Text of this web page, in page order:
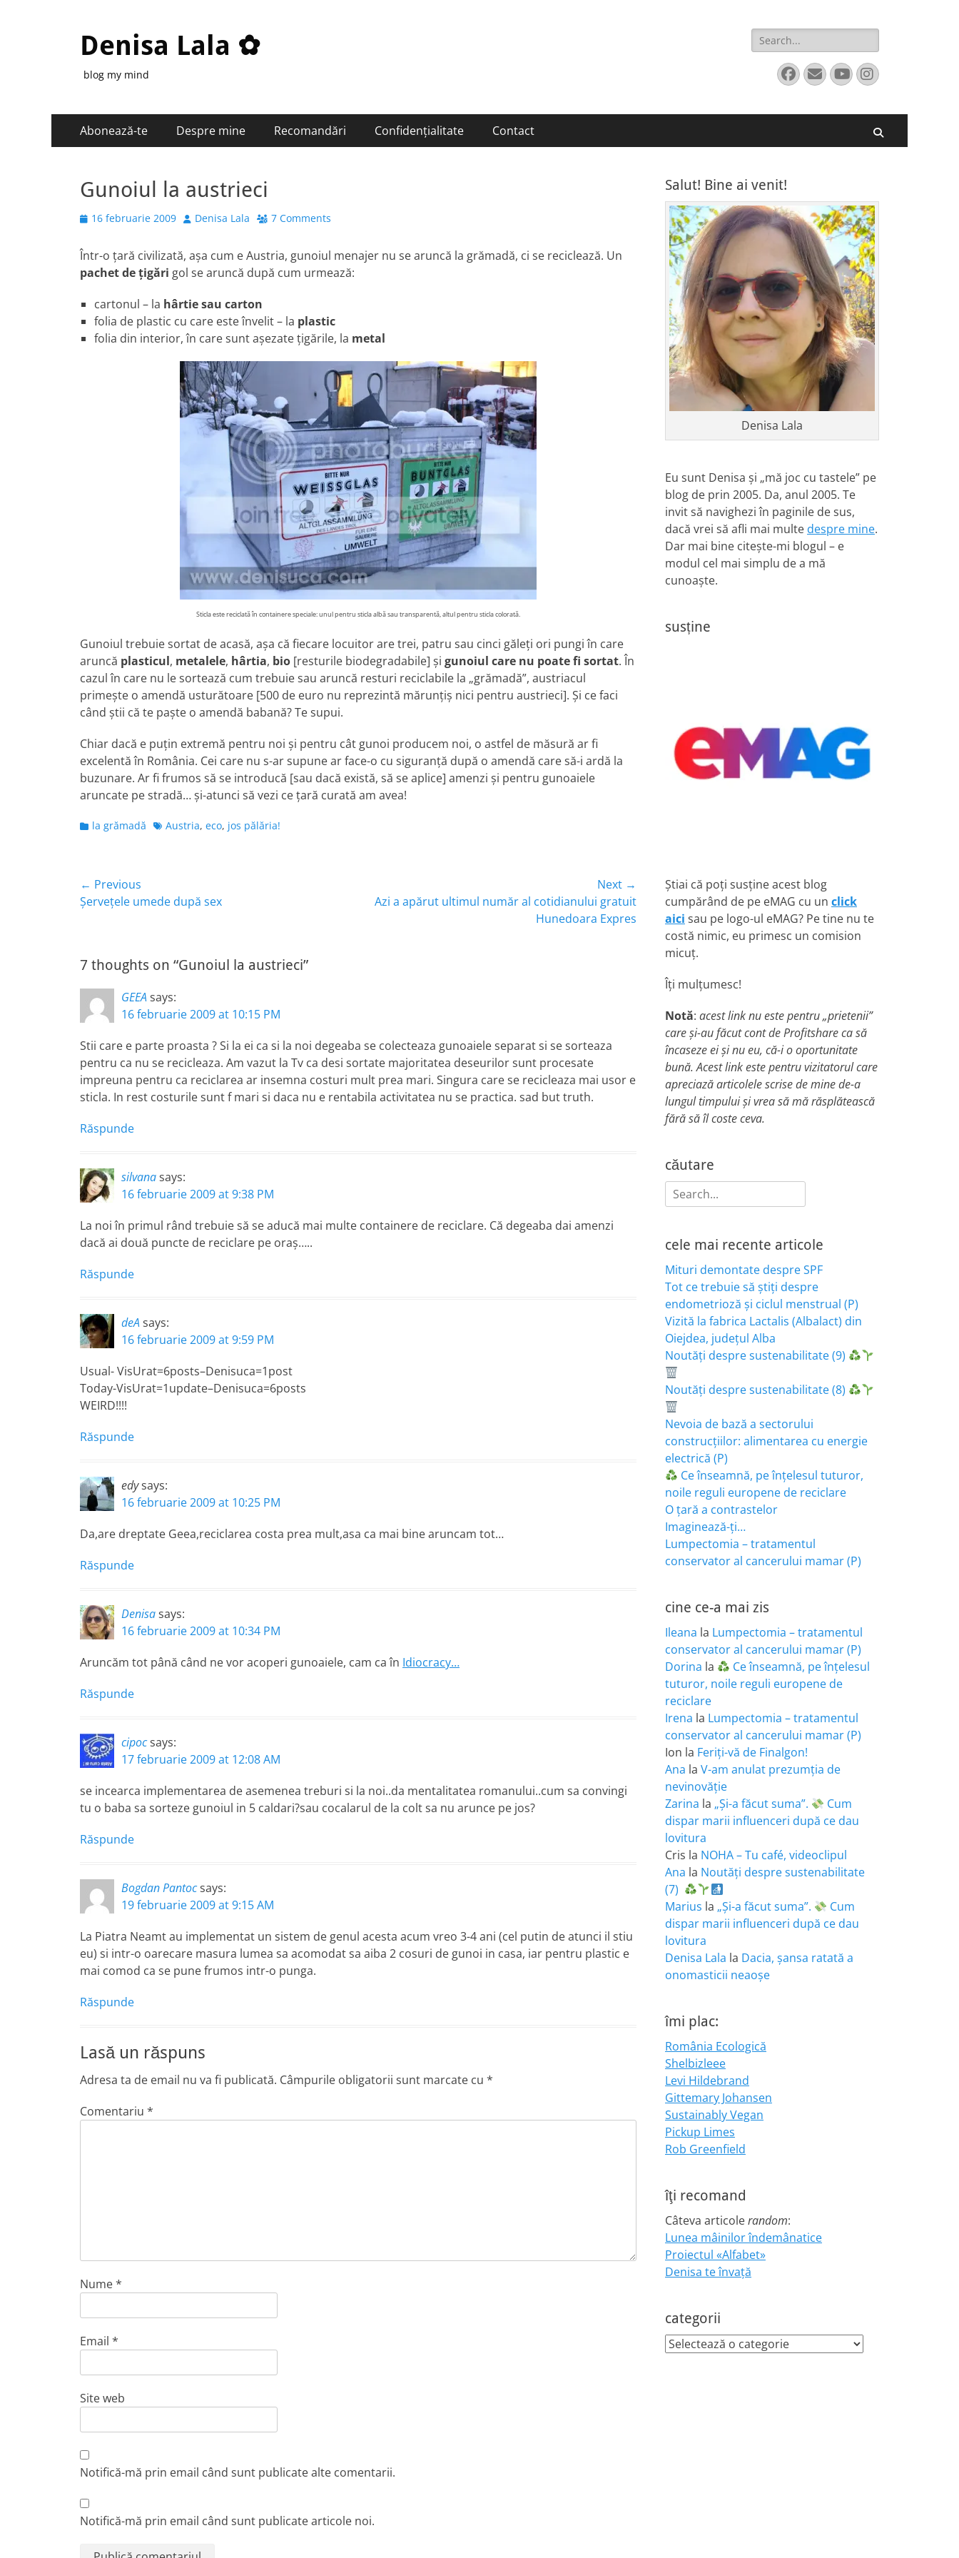
Denisa Lala ✿
blog my mind
Search
for:
Facebook
EmailYouTube
Instagram
Primary
Menu
Abonează-te Despre mine Recomandări Confidențialitate Contact
Gunoiul la austrieci
Posted
16 februarie 2009 Author
Denisa Lala 7 Comments
Într-o ţară civilizată, aşa cum e Austria, gunoiul menajer nu se aruncă la grămadă, ci se reciclează. Un
pachet de ţigări gol se aruncă după cum urmează:
cartonul – la hârtie sau carton
folia de plastic cu care este învelit – la plastic
folia din interior, în care sunt aşezate ţigările, la metal
Sticla este reciclată în containere speciale: unul pentru sticla albă sau transparentă, altul pentru sticla colorată.
Gunoiul trebuie sortat de acasă, aşa că fiecare locuitor are trei, patru sau cinci găleţi ori pungi în care
aruncă plasticul, metalele, hârtia, bio [resturile biodegradabile] şi gunoiul care nu poate fi sortat. În
cazul în care nu le sortează cum trebuie sau aruncă resturi reciclabile la „grămadă”, austriacul
primeşte o amendă usturătoare [500 de euro nu reprezintă mărunţiş nici pentru austrieci]. Şi ce faci
când ştii că te paşte o amendă babană? Te supui.
Chiar dacă e puţin extremă pentru noi şi pentru cât gunoi producem noi, o astfel de măsură ar fi
excelentă în România. Cei care nu s-ar supune ar face-o cu siguranţă după o amendă care să-i ardă la
buzunare. Ar fi frumos să se introducă [sau dacă există, să se aplice] amenzi şi pentru gunoaiele
aruncate pe stradă… şi-atunci să vezi ce ţară curată am avea!
Categories
la grămadă TagsAustria, eco, jos pălăria!
Navigare
în
← Previous
Previous
Şerveţele umede după sex
Next →
NextAzi a apărut ultimul număr al cotidianului gratuit
Hunedoara Expres
7 thoughts on “Gunoiul la austrieci”
GEEAsays:
16 februarie 2009 at 10:15 PM
Stii care e parte proasta ? Si la ei ca si la noi degeaba se colecteaza gunoaiele separat si se sorteaza
pentru ca nu se recicleaza. Am vazut la Tv ca desi sortate majoritatea deseurilor sunt procesate
impreuna pentru ca reciclarea ar insemna costuri mult prea mari. Singura care se recicleaza mai usor e
sticla. In rest costurile sunt f mari si daca nu e rentabila activitatea nu se practica. sad but truth.
Răspunde
silvanasays:
16 februarie 2009 at 9:38 PM
La noi în primul rând trebuie să se aducă mai multe containere de reciclare. Că degeaba dai amenzi
dacă ai două puncte de reciclare pe oraș…..
Răspunde
deAsays:
16 februarie 2009 at 9:59 PM
Usual- VisUrat=6posts–Denisuca=1post
Today-VisUrat=1update–Denisuca=6posts
WEIRD!!!!
Răspunde
edysays:
16 februarie 2009 at 10:25 PM
Da,are dreptate Geea,reciclarea costa prea mult,asa ca mai bine aruncam tot…
Răspunde
Denisasays:
16 februarie 2009 at 10:34 PM
Aruncăm tot până când ne vor acoperi gunoaiele, cam ca în Idiocracy…
Răspunde
cipocsays:
17 februarie 2009 at 12:08 AM
se incearca implementarea de asemenea treburi si la noi..da mentalitatea romanului..cum sa convingi
tu o baba sa sorteze gunoiul in 5 caldari?sau cocalarul de la colt sa nu arunce pe jos?
Răspunde
Bogdan Pantocsays:
19 februarie 2009 at 9:15 AM
La Piatra Neamt au implementat un sistem de genul acesta acum vreo 3-4 ani (cel putin de atunci il stiu
eu) si intr-o oarecare masura lumea sa acomodat sa aiba 2 cosuri de gunoi in casa, iar pentru plastic e
mai comod ca se pune frumos intr-o punga.
Răspunde
Lasă un răspuns
Adresa ta de email nu va fi publicată. Câmpurile obligatorii sunt marcate cu *
Comentariu *
Nume*
Email *
Site web
Notifică-mă prin email când sunt publicate alte comentarii.
Notifică-mă prin email când sunt publicate articole noi.
Salut! Bine ai venit!
Denisa Lala
Eu sunt Denisa și „mă joc cu tastele” pe
blog de prin 2005. Da, anul 2005. Te
invit să navighezi în paginile de sus,
dacă vrei să afli mai multe despre mine.
Dar mai bine citește-mi blogul – e
modul cel mai simplu de a mă
cunoaște.
susține
Știai că poți susține acest blog
cumpărând de pe eMAG cu un click
aici sau pe logo-ul eMAG? Pe tine nu te
costă nimic, eu primesc un comision
micuț.
Îți mulțumesc!
Notă: acest link nu este pentru „prietenii”
care și-au făcut cont de Profitshare ca să
încaseze ei și nu eu, că-i o oportunitate
bună. Acest link este pentru vizitatorul care
apreciază articolele scrise de mine de-a
lungul timpului și vrea să mă răsplătească
fără să îl coste ceva.
căutare
Search
for:
cele mai recente articole
Mituri demontate despre SPF
Tot ce trebuie să știți despre
endometrioză și ciclul menstrual (P)
Vizită la fabrica Lactalis (Albalact) din
Oiejdea, județul Alba
Noutăți despre sustenabilitate (9)
Noutăți despre sustenabilitate (8)
Nevoia de bază a sectorului
construcțiilor: alimentarea cu energie
electrică (P)
Ce înseamnă, pe înțelesul tuturor,
noile reguli europene de reciclare
O țară a contrastelor
Imaginează-ți…
Lumpectomia – tratamentul
conservator al cancerului mamar (P)
cine ce-a mai zis
Ileana la Lumpectomia – tratamentul
conservator al cancerului mamar (P)
Dorina la
Ce înseamnă, pe înțelesul
tuturor, noile reguli europene de
reciclare
Irena la Lumpectomia – tratamentul
conservator al cancerului mamar (P)
Ion la Feriţi-vă de Finalgon!
Ana la V-am anulat prezumția de
nevinovăție
Zarina la „Și-a făcut suma”.
Cum
dispar marii influenceri după ce dau
lovitura
Cris la NOHA – Tu café, videoclipul
Ana la Noutăți despre sustenabilitate
(7)
Marius la „Și-a făcut suma”.
Cum
dispar marii influenceri după ce dau
lovitura
Denisa Lala la Dacia, șansa ratată a
onomasticii neaoșe
îmi plac:
România Ecologică
Shelbizleee
Levi Hildebrand
Gittemary Johansen
Sustainably Vegan
Pickup Limes
Rob Greenfield
îţi recomand
Câteva articolerandom:
Lunea mâinilor îndemânatice
Proiectul «Alfabet»
Denisa te învaţă
categorii
categorii